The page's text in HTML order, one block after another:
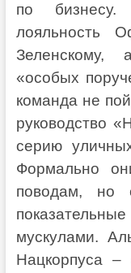
по бизнесу.
лояльность
«особых
команда не
руководство
серию
Формально
поводам, но
мускулами.
Нацкорпуса –